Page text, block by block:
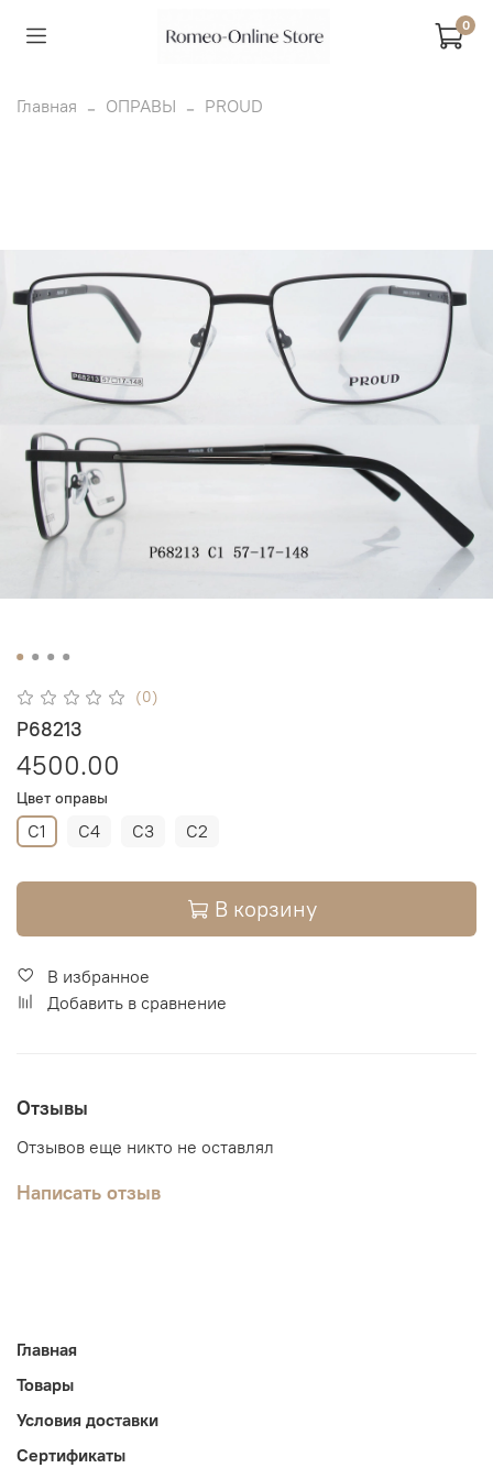
0
Главная ОПРАВЫ PROUD
(0)
P68213
4500.00
Цвет оправы
C1 C4 C3 C2
В корзину
В избранное
Добавить в сравнение
Отзывы
Отзывов еще никто не оставлял
Написать отзыв
Главная
Товары
Условия доставки
Сертификаты